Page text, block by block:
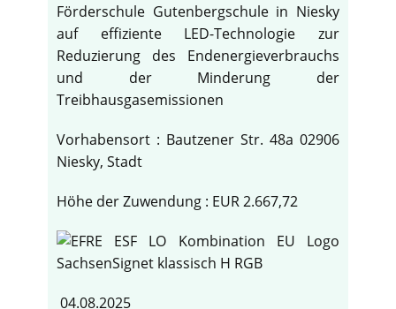
Förderschule Gutenbergschule in Niesky
auf effiziente LED-Technologie zur
Reduzierung des Endenergieverbrauchs
und der Minderung der
Treibhausgasemissionen
Vorhabensort : Bautzener Str. 48a 02906
Niesky, Stadt
Höhe der Zuwendung : EUR 2.667,72
04.08.2025